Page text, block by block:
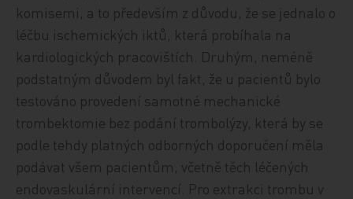
komisemi, a to především z důvodu, že se jednalo o
léčbu ischemických iktů, která probíhala na
kardiologických pracovištích. Druhým, neméně
podstatným důvodem byl fakt, že u pacientů bylo
testováno provedení samotné mechanické
trombektomie bez podání trombolýzy, která by se
podle tehdy platných odborných doporučení měla
podávat všem pacientům, včetně těch léčených
endovaskulární intervencí. Pro extrakci trombu v